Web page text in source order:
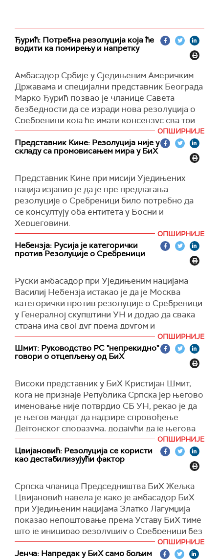
Ђурић: Потребна резолуција која ће
водити ка помирењу и напретку
Амбасадор Србије у Сједињеним Америчким
Државама и специјални представник Београда
Марко Ђурић позвао је чланице Савета
безбедности да се изради нова резолуција о
Сребреници која ће имати консензус сва три
ентитета у БиХ и која ће водити ка помирењу и
напретку и имати исти став према свим
жртвама рата у некадашњој Југославији.
безбедности УН-а на којој се расправља о
ситуацији у Босни и Херцеговини позвао СБ
да размисли "не где смо били већ куда идемо".
"Дајте да припремимо нову резолуцију која ће
водити ка помирењу и која ће имати консензус
и водити ка напретку. Повуците резолуцију и
да имамо исти став према свим жртвама",
Kако је рекао стварање климе поверења је
тежак процес за превазилажење.
"Дајте правду свима и да имамо косензус и
превазиђемо поделе", рекао је Ђурић.
ОПШИРНИЈЕ
Представник Кине: Резолуција није у
складу са промовисањем мира у БиХ
Представник Кине при мисији Уједињених
нација изјавио је да је пре предлагања
резолуције о Сребреници било потребно да
се консултују оба ентитета у Босни и
Херцеговини.
безбедности Уједињених нација у Босни и
Херцеговини рекао да усвајање резолуције
промовисањем мира у Босни и Херцеговини.
"Спремни смо да конструктивно учествујемо у
дискусијама и дођемо до решења. Поштујемо
суверенитет и територијални интегритет БиХ",
рекао је представник Кине.
Додао је да би требало промовисати дијалог и
национално помирење, али и да би наметање
етничких тензија.
ОПШИРНИЈЕ
Небензја: Русија је категорички
против Резолуције о Сребреници
Руски амбасадор при Уједињеним нацијама
Василиј Небензја истакао је да је Москва
категорички против резолуције о Сребреници
у Генералној скупштини УН и додао да свака
страна има свој дуг према другом и
Сребреница није једини мрачна страница тог
рата.
Истакао је да промовисање нацрта резолуције
Сребреници крши Дејтонски споразум.
Додао је и да Русија, као гарант Дејтонског
споразума којим је у БиХ окончано
крвопролиће, не може да затвара очи на то
што се сада дешава у земљи.
Према његовим речима, ситуација у Босни и
Херцеговини се нагло погоршава и да СБ УН
сукоба.
Kако је рекао 30 година Дејтонски споразум је
гарант мира али сада се већ неко време крше
његови принципи наводећи да је посебан
проблем деловање високог представника
Kристијана Шмита који се понаша као
ОПШИРНИЈЕ
Шмит: Руководство РС "непрекидно"
говори о отцепљењу од БиХ
Високи представник у БиХ Кристијан Шмит,
кога не признаје Република Српска јер његово
именовање није потврдио СБ УН, рекао је да
је његов мандат да надзире спровођење
Дејтонског споразума, додајући да је његова
одговорност да о томе извештава СБ.
"Ја морам бити гаранант постојања ентитета
који су делови БиХ, која има међународни
на седници Савета безбедности УН
посвећеној ситуацији у БиХ", тврдећи да
његов мандат произилази из Дејтонског
мировног споразума.
Шмит је већи део излагања путем видео-линка
посветио критикама на рачун Републике
ОПШИРНИЈЕ
Цвијановић: Резолуција се користи
као дестабилизујући фактор
Српска чланица Председништва БиХ Жељка
Цвијановић навела је како је амбасадор БиХ
при Уједињеним нацијама Златко Лагумџија
показао непоштовање према Уставу БиХ тиме
што је иницирао резолуцију о Сребреници без
овлашћења и консензуса сва три
конститутивна народа БиХ.
ОПШИРНИЈЕ
Јенча: Напредак у БиХ само бољим